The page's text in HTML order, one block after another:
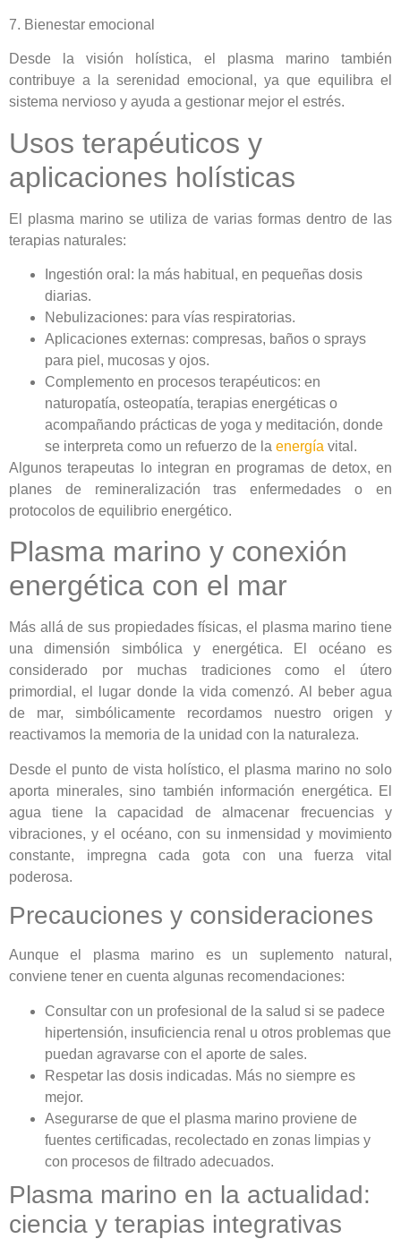
7. Bienestar emocional
Desde la visión holística, el plasma marino también
contribuye a la serenidad emocional, ya que equilibra el
sistema nervioso y ayuda a gestionar mejor el estrés.
Usos terapéuticos y
aplicaciones holísticas
El plasma marino se utiliza de varias formas dentro de las
terapias naturales:
Ingestión oral: la más habitual, en pequeñas dosis
diarias.
Nebulizaciones: para vías respiratorias.
Aplicaciones externas: compresas, baños o sprays
para piel, mucosas y ojos.
Complemento en procesos terapéuticos: en
naturopatía, osteopatía, terapias energéticas o
acompañando prácticas de yoga y meditación, donde
se interpreta como un refuerzo de la energía vital.
Algunos terapeutas lo integran en programas de detox, en
planes de remineralización tras enfermedades o en
protocolos de equilibrio energético.
Plasma marino y conexión
energética con el mar
Más allá de sus propiedades físicas, el plasma marino tiene
una dimensión simbólica y energética. El océano es
considerado por muchas tradiciones como el útero
primordial, el lugar donde la vida comenzó. Al beber agua
de mar, simbólicamente recordamos nuestro origen y
reactivamos la memoria de la unidad con la naturaleza.
Desde el punto de vista holístico, el plasma marino no solo
aporta minerales, sino también información energética. El
agua tiene la capacidad de almacenar frecuencias y
vibraciones, y el océano, con su inmensidad y movimiento
constante, impregna cada gota con una fuerza vital
poderosa.
Precauciones y consideraciones
Aunque el plasma marino es un suplemento natural,
conviene tener en cuenta algunas recomendaciones:
Consultar con un profesional de la salud si se padece
hipertensión, insuficiencia renal u otros problemas que
puedan agravarse con el aporte de sales.
Respetar las dosis indicadas. Más no siempre es
mejor.
Asegurarse de que el plasma marino proviene de
fuentes certificadas, recolectado en zonas limpias y
con procesos de filtrado adecuados.
Plasma marino en la actualidad:
ciencia y terapias integrativas